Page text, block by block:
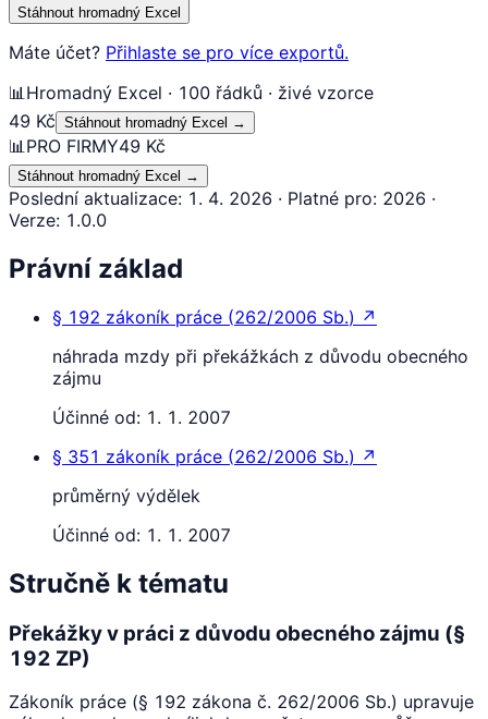
Stáhnout hromadný Excel
Máte účet? Přihlaste se pro více exportů.
📊 Hromadný Excel · 100 řádků · živé vzorce
49 Kč Stáhnout hromadný Excel →
📊 PRO FIRMY49 Kč
Stáhnout hromadný Excel →
Poslední aktualizace: 1. 4. 2026 · Platné pro: 2026 ·
Verze: 1.0.0
Právní základ
§ 192 zákoník práce (262/2006 Sb.) ↗
náhrada mzdy při překážkách z důvodu obecného
zájmu
Účinné od: 1. 1. 2007
§ 351 zákoník práce (262/2006 Sb.) ↗
průměrný výdělek
Účinné od: 1. 1. 2007
Stručně k tématu
Překážky v práci z důvodu obecného zájmu (§
192 ZP)
Zákoník práce (§ 192 zákona č. 262/2006 Sb.) upravuje